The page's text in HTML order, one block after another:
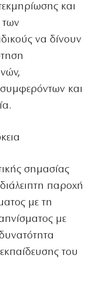
και
των
να δίνουν
και
σημασίας
παροχή
με τη
με
του